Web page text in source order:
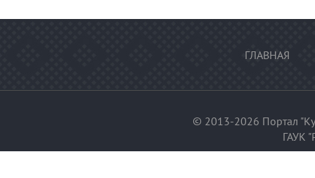
ГЛАВНАЯ
© 2013-2026 Портал
ГАУК